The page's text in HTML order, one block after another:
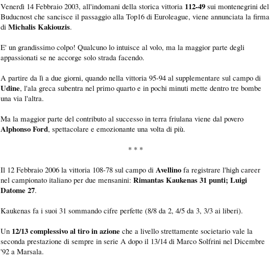
Venerdì 14 Febbraio 2003, all'indomani della storica vittoria 112-49 sui montenegrini del
Buducnost che sancisce il passaggio alla Top16 di Euroleague, viene annunciata la firma
di Michalis Kakiouzis.
E' un grandissimo colpo! Qualcuno lo intuisce al volo, ma la maggior parte degli
appassionati se ne accorge solo strada facendo.
A partire da lì a due giorni, quando nella vittoria 95-94 al supplementare sul campo di
Udine, l'ala greca subentra nel primo quarto e in pochi minuti mette dentro tre bombe
una via l'altra.
Ma la maggior parte del contributo al successo in terra friulana viene dal povero
Alphonso Ford, spettacolare e emozionante una volta di più.
* * *
Il 12 Febbraio 2006 la vittoria 108-78 sul campo di Avellino fa registrare l'high career
nel campionato italiano per due mensanini: Rimantas Kaukenas 31 punti; Luigi
Datome 27.
Kaukenas fa i suoi 31 sommando cifre perfette (8/8 da 2, 4/5 da 3, 3/3 ai liberi).
Un 12/13 complessivo al tiro in azione che a livello strettamente societario vale la
seconda prestazione di sempre in serie A dopo il 13/14 di Marco Solfrini nel Dicembre
'92 a Marsala.